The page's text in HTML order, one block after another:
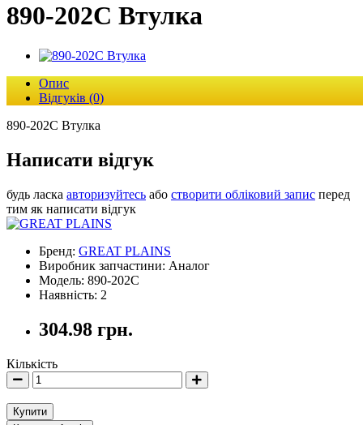
890-202C Втулка
Опис
Відгуків (0)
890-202C Втулка
Написати відгук
будь ласка авторизуйтесь або створити обліковий запис перед
тим як написати відгук
Бренд: GREAT PLAINS
Виробник запчастини: Аналог
Модель: 890-202C
Наявність: 2
304.98 грн.
Кількість
Купити